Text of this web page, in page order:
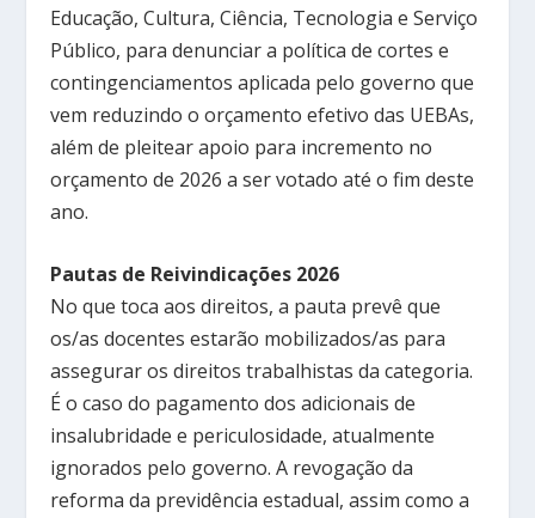
Educação, Cultura, Ciência, Tecnologia e Serviço
Público, para denunciar a política de cortes e
contingenciamentos aplicada pelo governo que
vem reduzindo o orçamento efetivo das UEBAs,
além de pleitear apoio para incremento no
orçamento de 2026 a ser votado até o fim deste
ano.
Pautas de Reivindicações 2026
No que toca aos direitos, a pauta prevê que
os/as docentes estarão mobilizados/as para
assegurar os direitos trabalhistas da categoria.
É o caso do pagamento dos adicionais de
insalubridade e periculosidade, atualmente
ignorados pelo governo. A revogação da
reforma da previdência estadual, assim como a